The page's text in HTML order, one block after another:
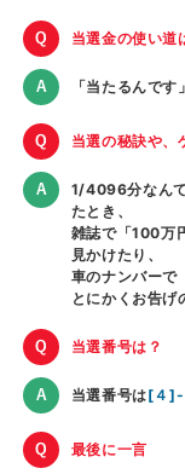
当選金の使い道
「当たるんで
当選の秘訣や、
1/4096分なん
たとき、
雑誌で「100万
見かけたり、
車のナンバーで
とにかくお告げ
当選番号は？
当選番号は[４
最後に一言